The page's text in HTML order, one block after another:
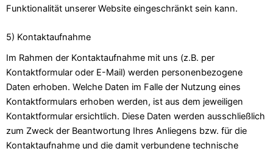
Funktionalität unserer Website eingeschränkt sein kann.
5) Kontaktaufnahme
Im Rahmen der Kontaktaufnahme mit uns (z.B. per
Kontaktformular oder E-Mail) werden personenbezogene
Daten erhoben. Welche Daten im Falle der Nutzung eines
Kontaktformulars erhoben werden, ist aus dem jeweiligen
Kontaktformular ersichtlich. Diese Daten werden ausschließlich
zum Zweck der Beantwortung Ihres Anliegens bzw. für die
Kontaktaufnahme und die damit verbundene technische